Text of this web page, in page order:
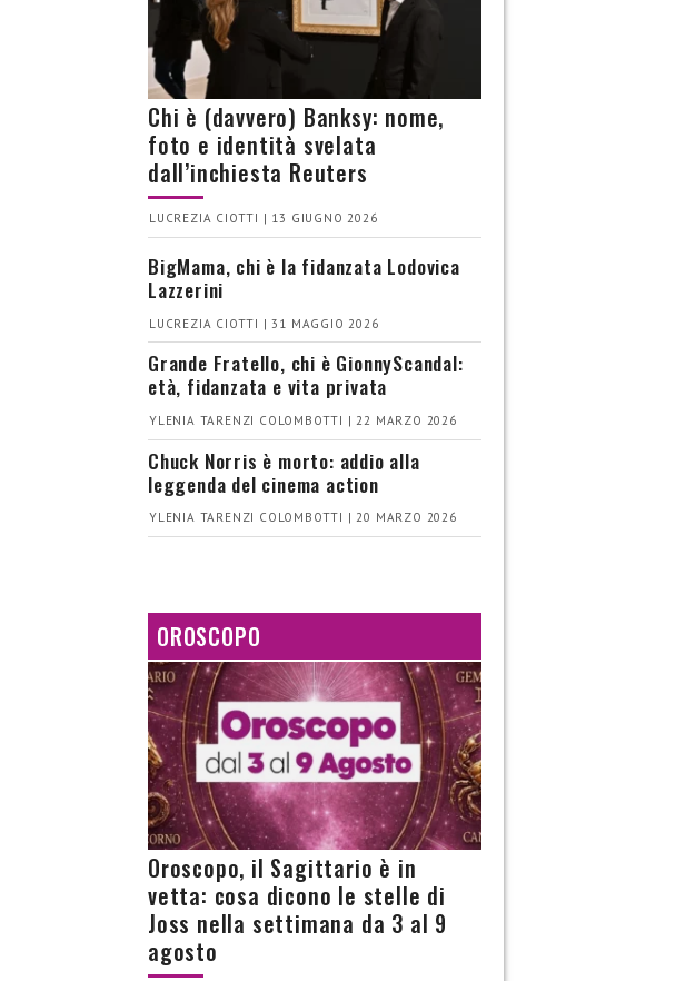
Chi è (davvero) Banksy: nome,
foto e identità svelata
dall’inchiesta Reuters
LUCREZIA CIOTTI | 13 GIUGNO 2026
BigMama, chi è la fidanzata Lodovica
Lazzerini
LUCREZIA CIOTTI | 31 MAGGIO 2026
Grande Fratello, chi è GionnyScandal:
età, fidanzata e vita privata
YLENIA TARENZI COLOMBOTTI | 22 MARZO 2026
Chuck Norris è morto: addio alla
leggenda del cinema action
YLENIA TARENZI COLOMBOTTI | 20 MARZO 2026
OROSCOPO
Oroscopo, il Sagittario è in
vetta: cosa dicono le stelle di
Joss nella settimana da 3 al 9
agosto